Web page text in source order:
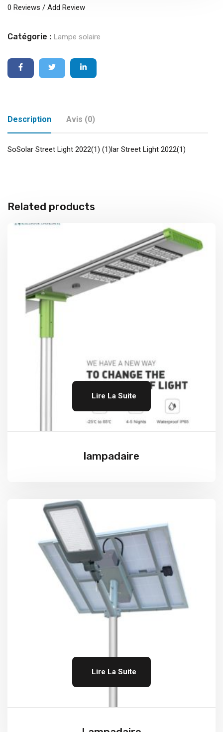
0 Reviews / Add Review
Catégorie : Lampe solaire
Description Avis (0)
SoSolar Street Light 2022(1) (1)lar Street Light 2022(1)
Related products
Lire La Suite
lampadaire
Lire La Suite